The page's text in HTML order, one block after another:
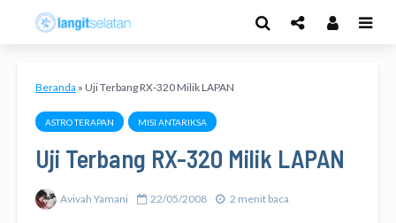
Beranda » Uji Terbang RX-320 Milik LAPAN
ASTRO TERAPAN MISI ANTARIKSA
Uji Terbang RX-320 Milik LAPAN
Avivah Yamani 22/05/2008 2 menit baca